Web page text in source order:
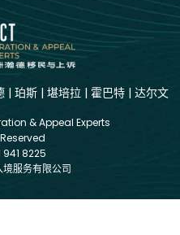
| 珀斯 | 堪培拉 | 霍巴特 | 达尔文
& Appeal Experts
941 8225
服务有限公司